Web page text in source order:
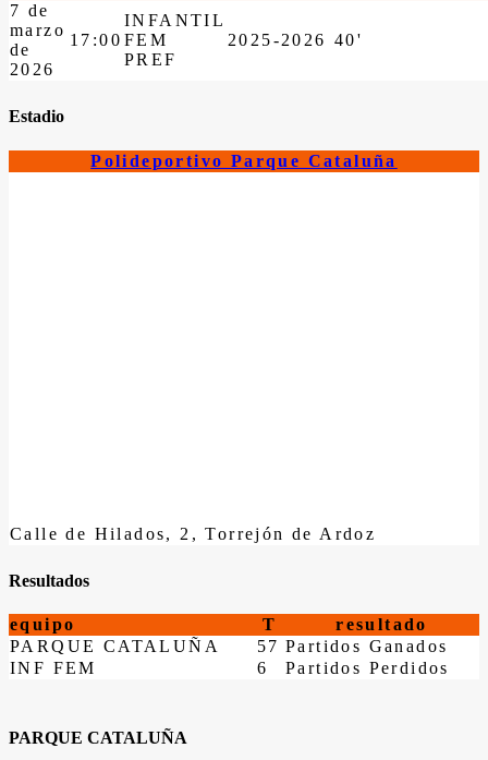
7 de
marzo
de
2026
17:00
INFANTIL
FEM
PREF
2025-2026 40'
Estadio
Polideportivo Parque Cataluña
Calle de Hilados, 2, Torrejón de Ardoz
Resultados
equipo T
resultado
PARQUE CATALUÑA
57 Partidos Ganados
INF FEM
6 Partidos Perdidos
PARQUE CATALUÑA